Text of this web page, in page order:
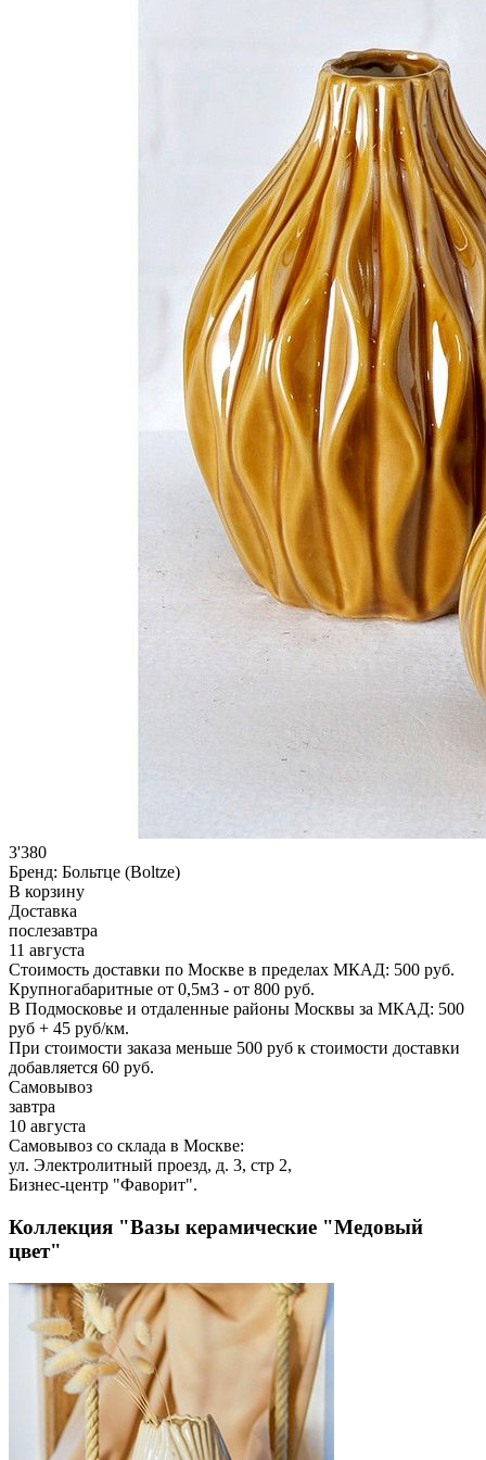
3'380
Бренд: Больтце (Boltze)
В корзину
Доставка
послезавтра
11 августа
Стоимость доставки по Москве в пределах МКАД: 500 руб.
Крупногабаритные от 0,5м3 - от 800 руб.
В Подмосковье и отдаленные районы Москвы за МКАД: 500
руб + 45 руб/км.
При стоимости заказа меньше 500 руб к стоимости доставки
добавляется 60 руб.
Самовывоз
завтра
10 августа
Самовывоз со склада в Москве:
ул. Электролитный проезд, д. 3, стр 2,
Бизнес-центр "Фаворит".
Коллекция "Вазы керамические "Медовый
цвет"